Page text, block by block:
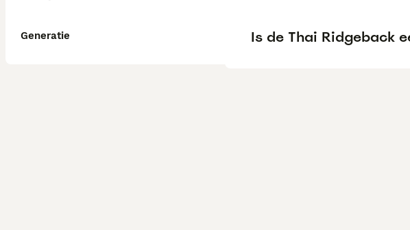
Generatie Is de Thai Ridgeback